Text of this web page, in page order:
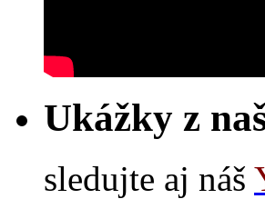
Ukážky z
sledujte aj náš